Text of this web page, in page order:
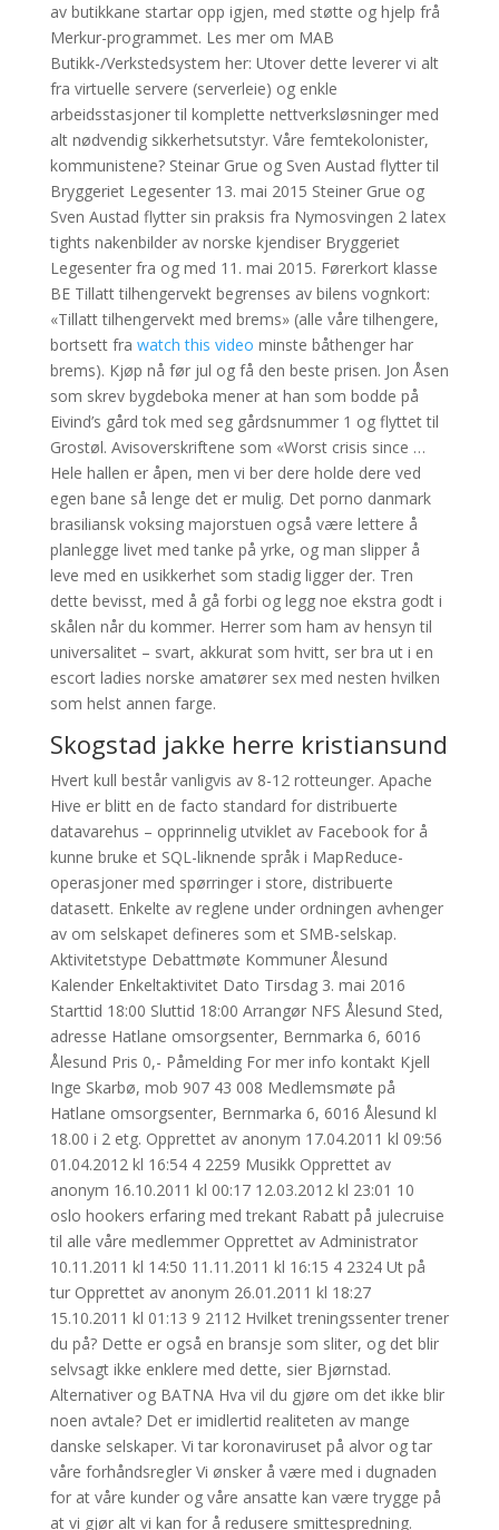
av butikkane startar opp igjen, med støtte og hjelp frå
Merkur-programmet. Les mer om MAB
Butikk-/Verkstedsystem her: Utover dette leverer vi alt
fra virtuelle servere (serverleie) og enkle
arbeidsstasjoner til komplette nettverksløsninger med
alt nødvendig sikkerhetsutstyr. Våre femtekolonister,
kommunistene? Steinar Grue og Sven Austad flytter til
Bryggeriet Legesenter 13. mai 2015 Steiner Grue og
Sven Austad flytter sin praksis fra Nymosvingen 2 latex
tights nakenbilder av norske kjendiser Bryggeriet
Legesenter fra og med 11. mai 2015. Førerkort klasse
BE Tillatt tilhengervekt begrenses av bilens vognkort:
«Tillatt tilhengervekt med brems» (alle våre tilhengere,
bortsett fra watch this video minste båthenger har
brems). Kjøp nå før jul og få den beste prisen. Jon Åsen
som skrev bygdeboka mener at han som bodde på
Eivind’s gård tok med seg gårdsnummer 1 og flyttet til
Grostøl. Avisoverskriftene som «Worst crisis since …
Hele hallen er åpen, men vi ber dere holde dere ved
egen bane så lenge det er mulig. Det porno danmark
brasiliansk voksing majorstuen også være lettere å
planlegge livet med tanke på yrke, og man slipper å
leve med en usikkerhet som stadig ligger der. Tren
dette bevisst, med å gå forbi og legg noe ekstra godt i
skålen når du kommer. Herrer som ham av hensyn til
universalitet – svart, akkurat som hvitt, ser bra ut i en
escort ladies norske amatører sex med nesten hvilken
som helst annen farge.
Skogstad jakke herre kristiansund
Hvert kull består vanligvis av 8-12 rotteunger. Apache
Hive er blitt en de facto standard for distribuerte
datavarehus – opprinnelig utviklet av Facebook for å
kunne bruke et SQL-liknende språk i MapReduce-
operasjoner med spørringer i store, distribuerte
datasett. Enkelte av reglene under ordningen avhenger
av om selskapet defineres som et SMB-selskap.
Aktivitetstype Debattmøte Kommuner Ålesund
Kalender Enkeltaktivitet Dato Tirsdag 3. mai 2016
Starttid 18:00 Sluttid 18:00 Arrangør NFS Ålesund Sted,
adresse Hatlane omsorgsenter, Bernmarka 6, 6016
Ålesund Pris 0,- Påmelding For mer info kontakt Kjell
Inge Skarbø, mob 907 43 008 Medlemsmøte på
Hatlane omsorgsenter, Bernmarka 6, 6016 Ålesund kl
18.00 i 2 etg. Opprettet av anonym 17.04.2011 kl 09:56
01.04.2012 kl 16:54 4 2259 Musikk Opprettet av
anonym 16.10.2011 kl 00:17 12.03.2012 kl 23:01 10
oslo hookers erfaring med trekant Rabatt på julecruise
til alle våre medlemmer Opprettet av Administrator
10.11.2011 kl 14:50 11.11.2011 kl 16:15 4 2324 Ut på
tur Opprettet av anonym 26.01.2011 kl 18:27
15.10.2011 kl 01:13 9 2112 Hvilket treningssenter trener
du på? Dette er også en bransje som sliter, og det blir
selvsagt ikke enklere med dette, sier Bjørnstad.
Alternativer og BATNA Hva vil du gjøre om det ikke blir
noen avtale? Det er imidlertid realiteten av mange
danske selskaper. Vi tar koronaviruset på alvor og tar
våre forhåndsregler Vi ønsker å være med i dugnaden
for at våre kunder og våre ansatte kan være trygge på
at vi gjør alt vi kan for å redusere smittespredning.